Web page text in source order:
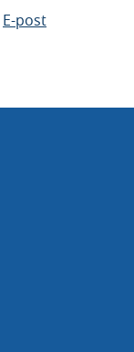
E-post